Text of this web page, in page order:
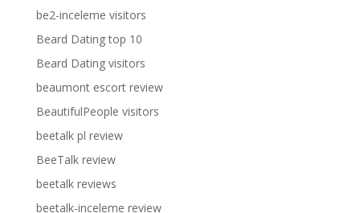
be2-inceleme visitors
Beard Dating top 10
Beard Dating visitors
beaumont escort review
BeautifulPeople visitors
beetalk pl review
BeeTalk review
beetalk reviews
beetalk-inceleme review